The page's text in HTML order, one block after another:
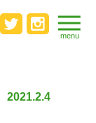
2021.2.4